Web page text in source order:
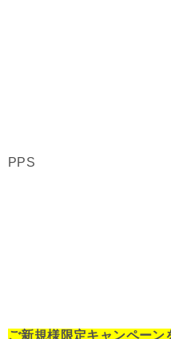
PPS
ご新規様限定キャンペーン